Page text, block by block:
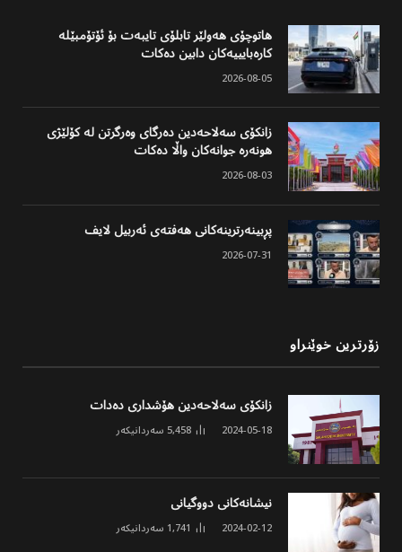
هاتوچۆی هەولێر تابلۆی تایبەت بۆ ئۆتۆمبێلە
کارەبایییەکان دابین دەکات
2026-08-05
زانکۆی سەلاحەدین دەرگای وەرگرتن لە کۆلێژی
هونەرە جوانەکان واڵا دەکات
2026-08-03
پڕبینەرترینەکانی هەفتەی ئەربیل لایف
2026-07-31
زۆرترین خوێنراو
زانکۆی سەلاحەدین هۆشداری دەدات
2024-05-18
5,458 سەردانیکەر
نیشانەکانی دووگیانی
2024-02-12
1,741 سەردانیکەر